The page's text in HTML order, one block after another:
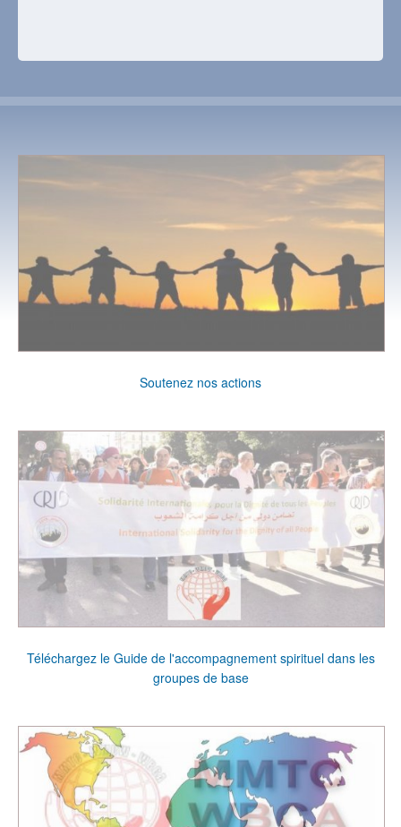
Soutenez nos actions
Téléchargez le Guide de l'accompagnement spirituel dans les
groupes de base